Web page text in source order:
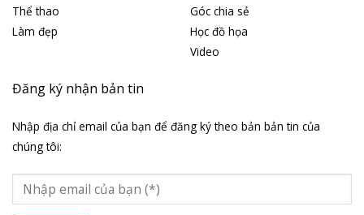
Thể thao
Làm đẹp
Góc chia sẻ
Học đồ họa
Video
Đăng ký nhận bản tin
Nhập địa chỉ email của bạn để đăng ký theo bản bản tin của
chúng tôi: